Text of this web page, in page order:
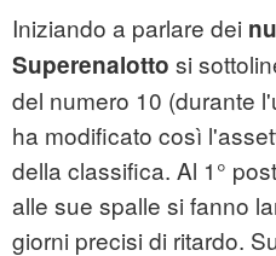
Iniziando a parlare dei
Superenalotto si
del numero 10 (durante
ha modificato così
della classifica. Al 1°
alle sue spalle si fanno
giorni precisi di ritardo.